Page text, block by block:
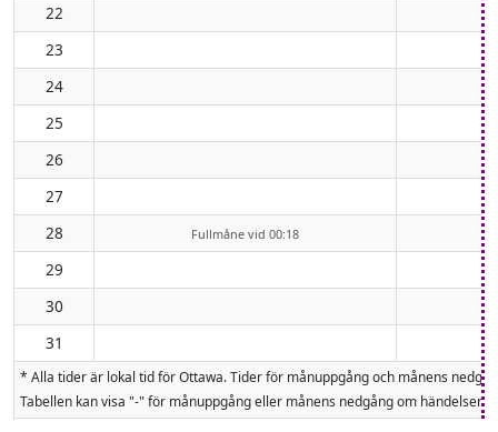
22
23
24
25
26
27
28
Fullmåne vid 00:18
29
30
31
* Alla tider är lokal tid för Ottawa. Tider för månuppgång och månens
Tabellen kan visa "-" för månuppgång eller månens nedgång om